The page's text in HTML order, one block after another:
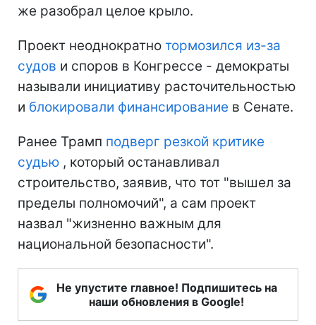
же разобрал целое крыло.
Проект неоднократно тормозился из-за
судов и споров в Конгрессе - демократы
называли инициативу расточительностью
и блокировали финансирование в Сенате.
Ранее Трамп подверг резкой критике
судью , который останавливал
строительство, заявив, что тот "вышел за
пределы полномочий", а сам проект
назвал "жизненно важным для
национальной безопасности".
Не упустите главное! Подпишитесь на
наши обновления в Google!